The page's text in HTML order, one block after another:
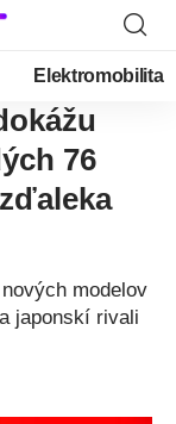
Elektromobilita
76
modelov
japonskí rivali